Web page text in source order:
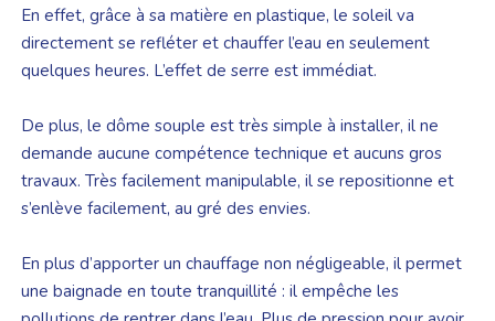
En effet, grâce à sa matière en plastique, le soleil va
directement se refléter et chauffer l’eau en seulement
quelques heures. L’effet de serre est immédiat.
De plus, le dôme souple est très simple à installer, il ne
demande aucune compétence technique et aucuns gros
travaux. Très facilement manipulable, il se repositionne et
s’enlève facilement, au gré des envies.
En plus d’apporter un chauffage non négligeable, il permet
une baignade en toute tranquillité : il empêche les